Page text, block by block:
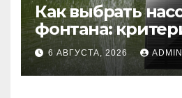
Как выбрать
фонтана:
мощности и
расчет
6 АВГУСТА, 2026 ADMIN